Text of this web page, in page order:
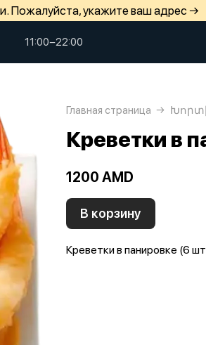
Пожалуйста, укажите ваш адрес →
11:00−22:00
Главная страница
Креветки в
1200 AMD
В корзину
Креветки в панировке (6